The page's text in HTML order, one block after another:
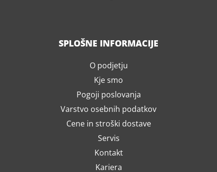
SPLOŠNE INFORMACIJE
O podjetju
Kje smo
Pogoji poslovanja
Varstvo osebnih podatkov
Cene in stroški dostave
Servis
Kontakt
Kariera